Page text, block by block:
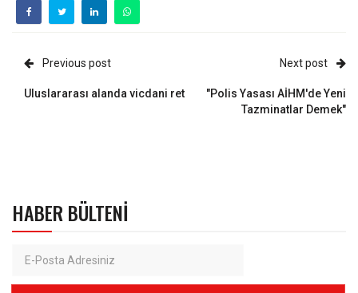
Previous post
Uluslararası alanda vicdani ret
Next post
"Polis Yasası AİHM'de Yeni
Tazminatlar Demek"
HABER BÜLTENI